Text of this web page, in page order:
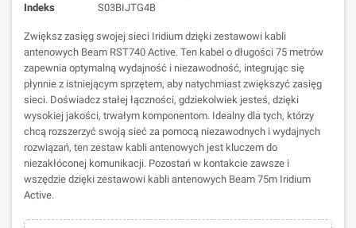
Indeks
S03BIJTG4B
Zwiększ zasięg swojej sieci Iridium dzięki zestawowi kabli
antenowych Beam RST740 Active. Ten kabel o długości 75 metrów
zapewnia optymalną wydajność i niezawodność, integrując się
płynnie z istniejącym sprzętem, aby natychmiast zwiększyć zasięg
sieci. Doświadcz stałej łączności, gdziekolwiek jesteś, dzięki
wysokiej jakości, trwałym komponentom. Idealny dla tych, którzy
chcą rozszerzyć swoją sieć za pomocą niezawodnych i wydajnych
rozwiązań, ten zestaw kabli antenowych jest kluczem do
niezakłóconej komunikacji. Pozostań w kontakcie zawsze i
wszędzie dzięki zestawowi kabli antenowych Beam 75m Iridium
Active.